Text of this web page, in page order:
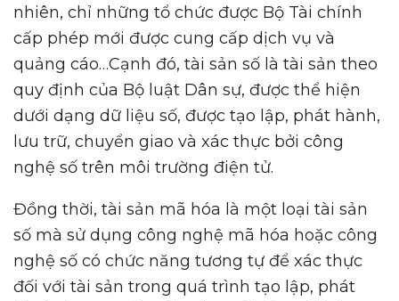
nhiên, chỉ những tổ chức được Bộ Tài chính
cấp phép mới được cung cấp dịch vụ và
quảng cáo…Cạnh đó, tài sản số là tài sản theo
quy định của Bộ luật Dân sự, được thể hiện
dưới dạng dữ liệu số, được tạo lập, phát hành,
lưu trữ, chuyển giao và xác thực bởi công
nghệ số trên môi trường điện tử.
Đồng thời, tài sản mã hóa là một loại tài sản
số mà sử dụng công nghệ mã hóa hoặc công
nghệ số có chức năng tương tự để xác thực
đối với tài sản trong quá trình tạo lập, phát